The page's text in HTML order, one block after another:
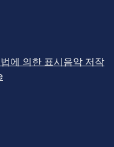
에 의한 표시음악 저작